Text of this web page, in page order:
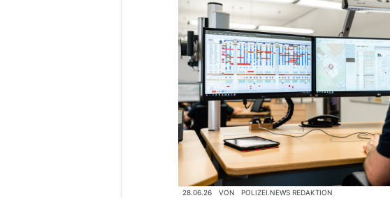
28.06.26 VON POLIZEI.NEWS REDAKTION